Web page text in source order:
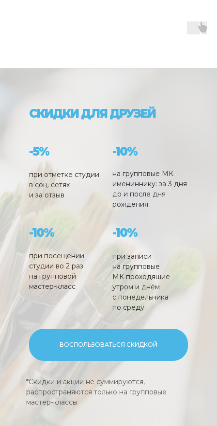
*Скидки и акции не суммируются,
распространяются только на групповые
мастер-классы
ВОСПОЛЬЗОВАТЬСЯ СКИДКОЙ
при записи
на групповые
МК проходящие
утром и днём
с понедельника
по среду
-10%
при посещении
студии во 2 раз
на групповой
мастер-класс
-10%
на групповые МК
имениннику: за 3 дня
до и после дня
рождения
-10%
при отметке студии
в соц. сетях
и за отзыв
-5%
СКИДКИ ДЛЯ ДРУЗЕЙ